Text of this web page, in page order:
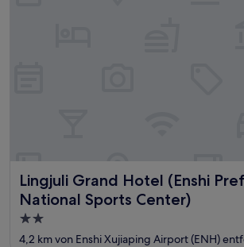
Lingjuli Grand Hotel (Enshi
National Sports Center)
Lingjuli Grand Hotel (Enshi Prefecture
2.0-
Sterne-
4,2 km von Enshi Xujiaping Airport (ENH)